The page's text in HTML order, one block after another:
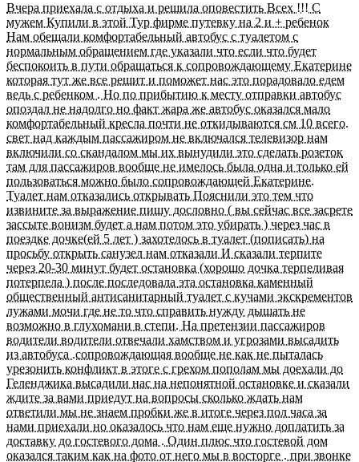
Вчера приехала с отдыха и решила оповестить Всех !!! С
мужем Купили в этой Тур фирме путевку на 2 и + ребенок
Нам обещали комфортабельный автобус с туалетом с
нормальным обращением где указали что если что будет
беспокоить в пути обращаться к сопровождающему Екатерине
которая тут же все решит и поможет нас это порадовало едем
ведь с ребенком . Но по прибытию к месту отправки автобус
опоздал не надолго но факт жара же автобус оказался мало
комфортабельный кресла почти не откидываются см 10 всего.
свет над каждым пассажиром не включался телевизор нам
включили со скандалом мы их вынудили это сделать розеток
там для пассажиров вообще не имелось была одна и только ей
пользоваться можно было сопровождающей Екатерине.
Туалет нам отказались открывать Пояснили это тем что
извините за выражение пишу дословно ( вы сейчас все засрете
зассыте вонизм будет а нам потом это убирать ) через час в
поездке дочке(ей 5 лет ) захотелось в туалет (пописать) на
просьбу открыть санузел нам отказали И сказали терпите
через 20-30 минут будет остановка (хорошо дочка терпеливая
потерпела ) после последовала эта остановка каменный
общественный антисанитарный туалет с кучами экскрементов
лужами мочи где не то что справить нужду дышать не
возможно в глухомани в степи. На претензии пассажиров
водители водители отвечали хамством и угрозами высадить
из автобуса .сопровождающая вообще не как не пыталась
урезонить конфликт в этоге с грехом пополам мы доехали до
Геленджика высадили нас на непонятной остановке и сказали
ждите за вами приедут на вопросы сколько ждать нам
ответили мы не знаем пробки же в итоге через пол часа за
нами приехали но оказалось что нам еще нужно доплатить за
доставку до гостевого дома . Один плюс что гостевой дом
оказался таким как на фото от него мы в восторге . при звонке